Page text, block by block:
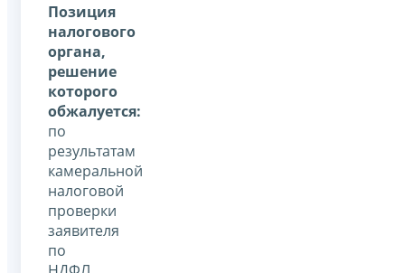
Позиция
налогового
органа,
решение
которого
обжалуется:
по
результатам
камеральной
налоговой
проверки
заявителя
по